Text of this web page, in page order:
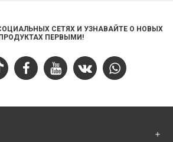
СЕТЯХ И УЗНАВАЙТЕ О НОВЫХ
ПРОДУКТАХ ПЕРВЫМИ!